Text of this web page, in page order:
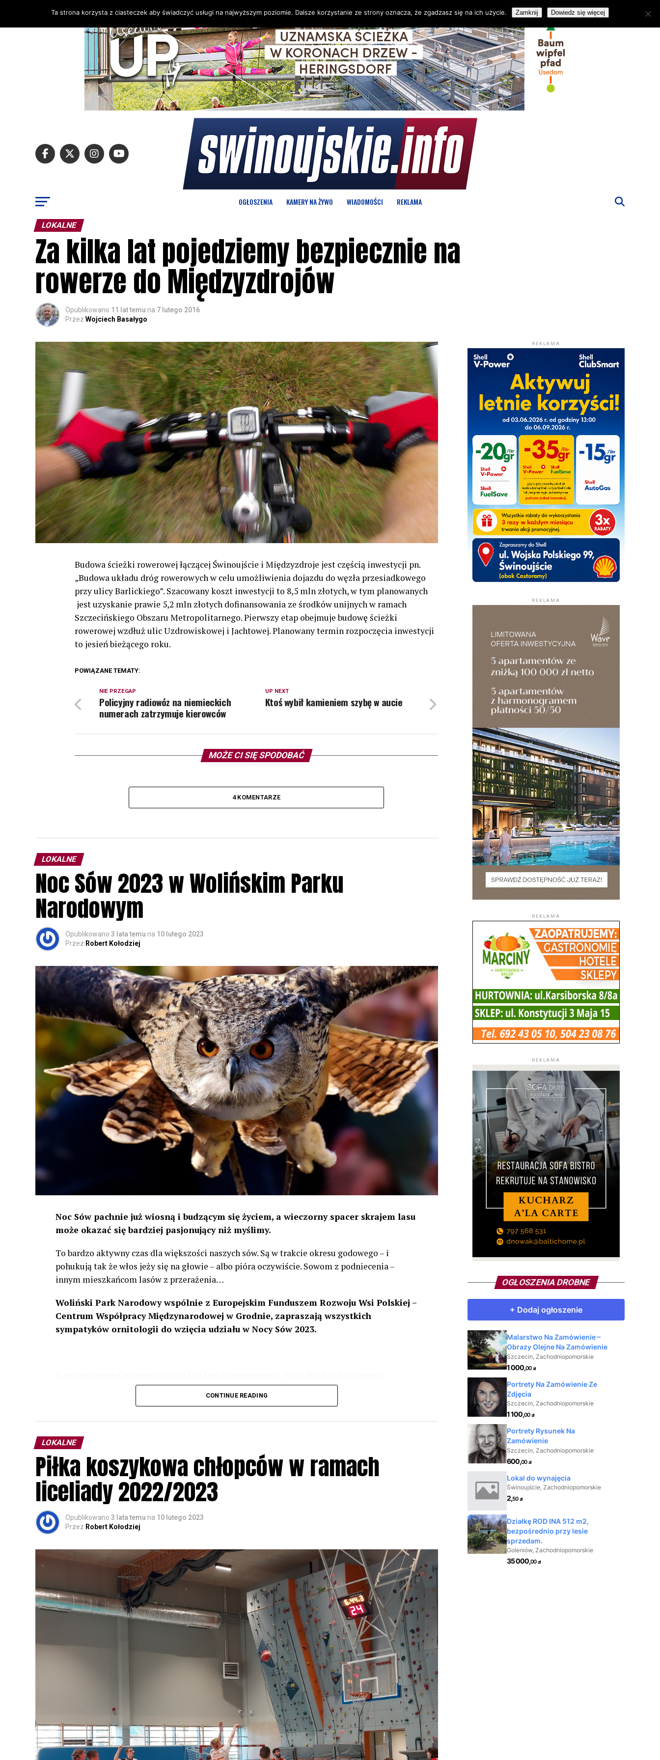
OGŁOSZENIA KAMERY NA ŻYWO WIADOMOŚCI REKLAMA
LOKALNE
Za kilka lat pojedziemy bezpiecznie na
rowerze do Międzyzdrojów
Opublikowano 11 lat temu na 7 lutego 2016
Przez Wojciech Basałygo
Budowa ścieżki rowerowej łączącej Świnoujście i Międzyzdroje jest częścią inwestycji pn.
„Budowa układu dróg rowerowych w celu umożliwienia dojazdu do węzła przesiadkowego
przy ulicy Barlickiego”. Szacowany koszt inwestycji to 8,5 mln złotych, w tym planowanych
jest uzyskanie prawie 5,2 mln złotych dofinansowania ze środków unijnych w ramach
Szczecińskiego Obszaru Metropolitarnego. Pierwszy etap obejmuje budowę ścieżki
rowerowej wzdłuż ulic Uzdrowiskowej i Jachtowej. Planowany termin rozpoczęcia inwestycji
to jesień bieżącego roku.
POWIĄZANE TEMATY:
UP NEXT
Ktoś wybił kamieniem szybę w aucie
NIE PRZEGAP
Policyjny radiowóz na niemieckich
numerach zatrzymuje kierowców
MOŻE CI SIĘ SPODOBAĆ
4 KOMENTARZE
LOKALNE
Noc Sów 2023 w Wolińskim Parku
Narodowym
Opublikowano 3 lata temu na 10 lutego 2023
Przez Robert Kołodziej
Noc Sów pachnie już wiosną i budzącym się życiem, a wieczorny spacer skrajem lasu
może okazać się bardziej pasjonujący niż myślimy.
To bardzo aktywny czas dla większości naszych sów. Są w trakcie okresu godowego – i
pohukują tak że włos jeży się na głowie – albo pióra oczywiście. Sowom z podniecenia –
innym mieszkańcom lasów z przerażenia…
Woliński Park Narodowy wspólnie z Europejskim Funduszem Rozwoju Wsi Polskiej –
Centrum Współpracy Międzynarodowej w Grodnie, zapraszają wszystkich
sympatyków ornitologii do wzięcia udziału w Nocy Sów 2023.
odbędzie się w dniach24 i 25 lutego 2023 r. wg harmonogramu przedstawionego na
Wszystkich uczestników zapraszamy do udziału w Akcji, włączenia się w aktywne
rozpoznawanie głosów sów i wymianę doświadczeń przy grillu.Na wydarzenie obowiązują
zapisy.
CONTINUE READING
LOKALNE
Piłka koszykowa chłopców w ramach
liceliady 2022/2023
Opublikowano 3 lata temu na 10 lutego 2023
Przez Robert Kołodziej
REKLAMA
REKLAMA
REKLAMA
REKLAMA
OGŁOSZENIA DROBNE
Ta strona korzysta z ciasteczek aby świadczyć usługi na najwyższym poziomie. Dalsze korzystanie ze strony oznacza, że zgadzasz się na ich użycie. Zamknij Dowiedz się więcej